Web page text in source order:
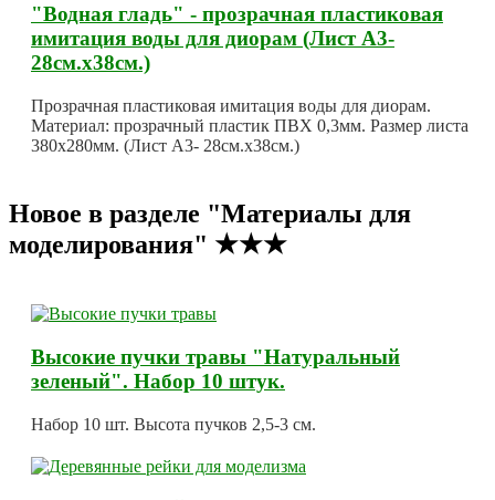
"Водная гладь" - прозрачная пластиковая
имитация воды для диорам (Лист А3-
28см.х38см.)
Прозрачная пластиковая имитация воды для диорам.
Материал: прозрачный пластик ПВХ 0,3мм. Размер листа
380х280мм. (Лист А3- 28см.х38см.)
Новое в разделе "Материалы для
моделирования" ★★★
Высокие пучки травы "Натуральный
зеленый". Набор 10 штук.
Набор 10 шт. Высота пучков 2,5-3 см.